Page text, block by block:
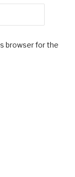
browser for the